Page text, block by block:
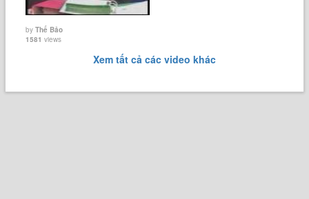
byThế Bảo
1581 views
Xem tất cả các video khác